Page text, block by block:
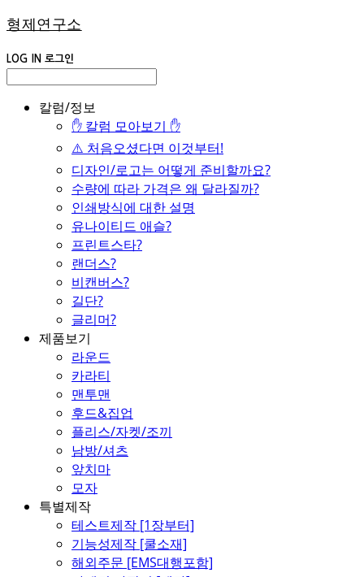
형제연구소
LOG IN 로그인
칼럼/정보
✋ 칼럼 모아보기 ✋
⚠️ 처음오셨다면 이것부터!
디자인/로고는 어떻게 준비할까요?
수량에 따라 가격은 왜 달라질까?
인쇄방식에 대한 설명
유나이티드 애슬?
프린트스타?
랜더스?
비캔버스?
길단?
글리머?
제품보기
라운드
카라티
맨투맨
후드&집업
플리스/자켓/조끼
남방/셔츠
앞치마
모자
특별제작
테스트제작 [1장부터]
기능성제작 [쿨소재]
해외주문 [EMS대행포함]